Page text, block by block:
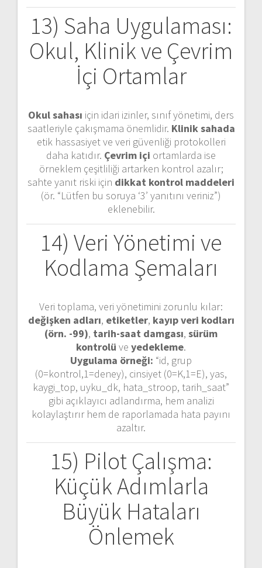
13) Saha Uygulaması:
Okul, Klinik ve Çevrim
İçi Ortamlar
Okul sahası için idari izinler, sınıf yönetimi, ders
saatleriyle çakışmama önemlidir. Klinik sahada
etik hassasiyet ve veri güvenliği protokolleri
daha katıdır. Çevrim içi ortamlarda ise
örneklem çeşitliliği artarken kontrol azalır;
sahte yanıt riski için dikkat kontrol maddeleri
(ör. “Lütfen bu soruya ‘3’ yanıtını veriniz”)
eklenebilir.
14) Veri Yönetimi ve
Kodlama Şemaları
Veri toplama, veri yönetimini zorunlu kılar:
değişken adları, etiketler, kayıp veri kodları
(örn. -99), tarih-saat damgası, sürüm
kontrolü ve yedekleme.
Uygulama örneği: “id, grup
(0=kontrol,1=deney), cinsiyet (0=K,1=E), yas,
kaygi_top, uyku_dk, hata_stroop, tarih_saat”
gibi açıklayıcı adlandırma, hem analizi
kolaylaştırır hem de raporlamada hata payını
azaltır.
15) Pilot Çalışma:
Küçük Adımlarla
Büyük Hataları
Önlemek